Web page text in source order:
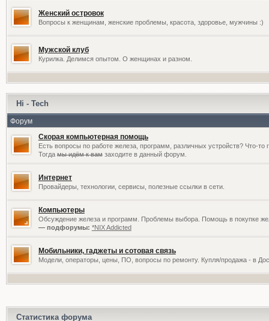
Женский островок
Вопросы к женщинам, женские проблемы, красота, здоровье, мужчины :)
Мужской клуб
Курилка. Делимся опытом. О женщинах и разном.
Hi - Tech
Форум
Скорая компьютерная помощь
Есть вопросы по работе железа, программ, различных устройств? Что-то
Тогдамы идём к вамзаходите в данный форум.
Интернет
Провайдеры, технологии, сервисы, полезные ссылки в сети.
Компьютеры
Обсуждение железа и программ. Проблемы выбора. Помощь в покупке
— подфорумы: *NIX Addicted
Мобильники, гаджеты и сотовая связь
Модели, операторы, цены, ПО, вопросы по ремонту. Купля/продажа - в
Статистика форума